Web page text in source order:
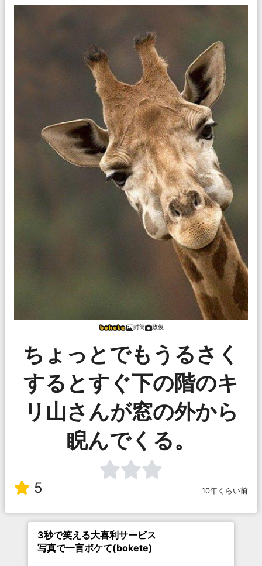
封筒 政俊
ちょっとでもうるさく
するとすぐ下の階のキ
リ山さんが窓の外から
睨んでくる。
5 10年くらい前
3秒で笑える大喜利サービス
写真で一言ボケて(bokete)